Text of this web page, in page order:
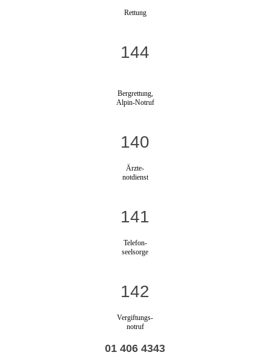
Rettung
144
Bergrettung,
Alpin-Notruf
140
Ärzte-
notdienst
141
Telefon-
seelsorge
142
Vergiftungs-
notruf
01 406 4343